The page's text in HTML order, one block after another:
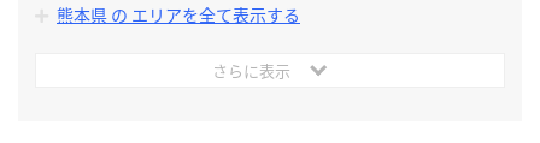
熊本県 の エリアを全て表示する
さらに表示